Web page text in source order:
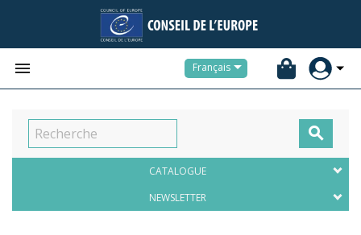
 Français

CATALOGUE
NEWSLETTER